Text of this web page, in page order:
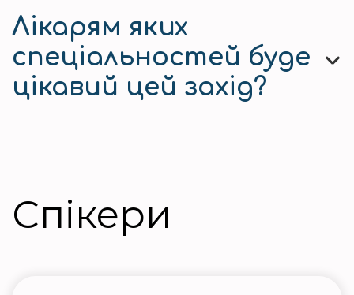
Лікарям яких
спеціальностей буде
цікавий цей захід?
Спікери